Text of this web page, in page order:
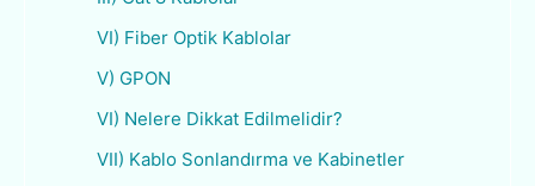
VI) Fiber Optik Kablolar
V) GPON
VI) Nelere Dikkat Edilmelidir?
VII) Kablo Sonlandırma ve Kabinetler